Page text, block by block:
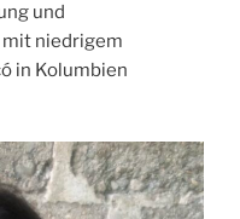
und
niedrigem
in Kolumbien